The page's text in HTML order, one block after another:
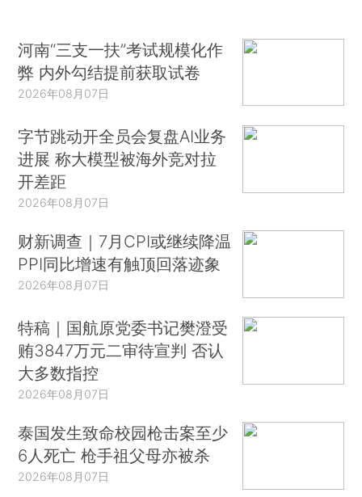
河南“三支一扶”考试规模化作
弊 内外勾结提前获取试卷
2026年08月07日
字节跳动开全员会复盘AI业务
进展 称大模型被海外竞对拉
开差距
2026年08月07日
财新调查｜7月CPI或继续降温
PPI同比增速有触顶回落迹象
2026年08月07日
特稿｜国航原党委书记樊澄受
贿3847万元二审待宣判 否认
大多数指控
2026年08月07日
泰国发生致命校园枪击案至少
6人死亡 枪手祖父母亦被杀
2026年08月07日